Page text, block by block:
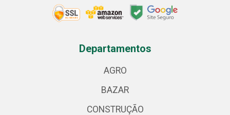
Departamentos
AGRO
BAZAR
CONSTRUÇÃO